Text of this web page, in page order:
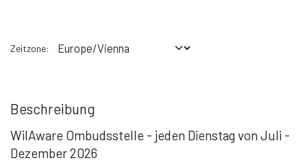
Zeitzone:
Beschreibung
WilAware Ombudsstelle - jeden Dienstag von Juli -
Dezember 2026